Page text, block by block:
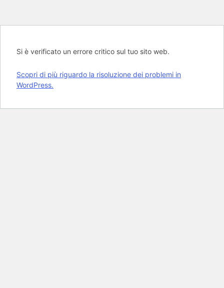
Si è verificato un errore critico sul tuo sito web.
Scopri di più riguardo la risoluzione dei problemi in
WordPress.